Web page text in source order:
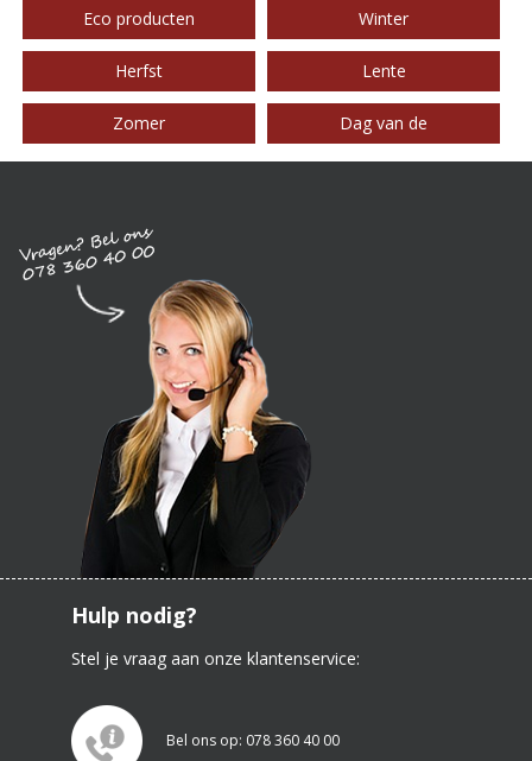
Eco producten Winter
Herfst Lente
Zomer Dag van de
Hulp nodig?
Stel je vraag aan onze klantenservice:
Bel ons op: 078 360 40 00